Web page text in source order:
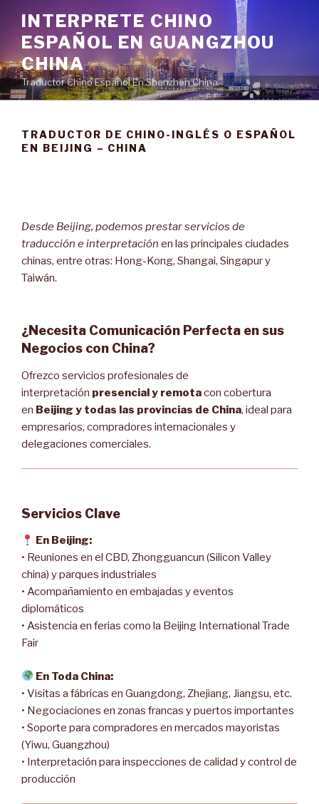
contenido
INTERPRETE CHINO
ESPAÑOL EN GUANGZHOU
CHINA
Traductor Chino Español En Shenzhen China
TRADUCTOR DE CHINO-INGLÉS O ESPAÑOL
EN BEIJING – CHINA
Desde Beijing, podemos prestar servicios de
traducción e interpretación en las principales ciudades
chinas, entre otras: Hong-Kong, Shangai, Singapur y
Taiwán.
¿Necesita Comunicación Perfecta en sus
Negocios con China?
Ofrezco servicios profesionales de
interpretación presencial y remotacon cobertura
en Beijing y todas las provincias de China, ideal para
empresarios, compradores internacionales y
delegaciones comerciales.
Servicios Clave
En Beijing:
• Reuniones en el CBD, Zhongguancun (Silicon Valley
china) y parques industriales
• Acompañamiento en embajadas y eventos
diplomáticos
• Asistencia en ferias como la Beijing International Trade
Fair
En Toda China:
• Visitas a fábricas en Guangdong, Zhejiang, Jiangsu, etc.
• Negociaciones en zonas francas y puertos importantes
• Soporte para compradores en mercados mayoristas
(Yiwu, Guangzhou)
• Interpretación para inspecciones de calidad y control de
producción